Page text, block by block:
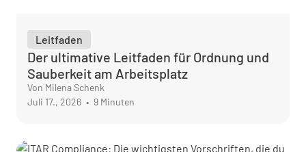
Leitfaden
Der ultimative Leitfaden für Ordnung und
Sauberkeit am Arbeitsplatz
Von Milena Schenk
Juli 17., 2026 • 9 Minuten